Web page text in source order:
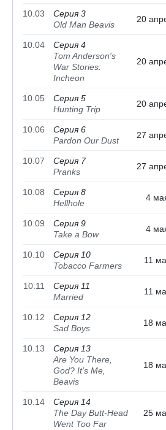
10.03
Серия 3
Old Man Beavis
20
10.04
Серия 4
Tom Anderson's
War Stories:
Incheon
20
10.05
Серия 5
Hunting Trip
20
10.06
Серия 6
Pardon Our Dust
27
10.07
Серия 7
Pranks
27
10.08
Серия 8
Hellhole
4
10.09
Серия 9
Take a Bow
4
10.10
Серия 10
Tobacco Farmers
11
10.11
Серия 11
Married
11
10.12
Серия 12
Sad Boys
18
10.13
Серия 13
Are You There,
God? It's Me,
Beavis
18
10.14
Серия 14
The Day Butt-Head
Went Too Far
25